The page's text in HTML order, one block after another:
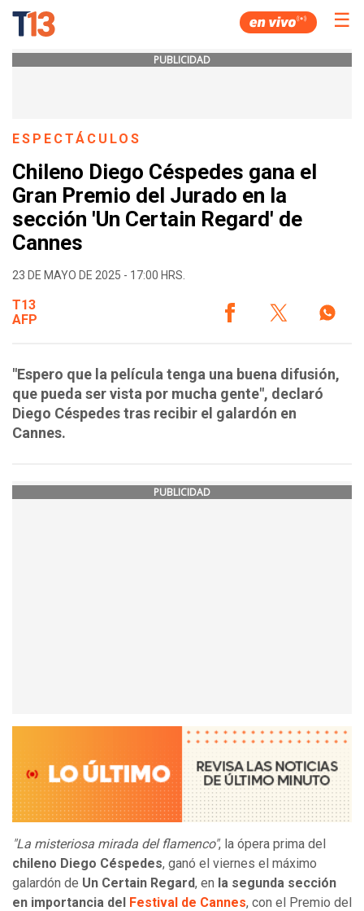
☰
PUBLICIDAD
ESPECTÁCULOS
Chileno Diego Céspedes gana el
Gran Premio del Jurado en la
sección 'Un Certain Regard' de
Cannes
23 DE MAYO DE 2025 - 17:00 HRS.
T13
AFP
"Espero que la película tenga una buena difusión,
que pueda ser vista por mucha gente", declaró
Diego Céspedes tras recibir el galardón en
Cannes.
PUBLICIDAD
"La misteriosa mirada del flamenco", la ópera prima del
chileno Diego Céspedes, ganó el viernes el máximo
galardón de Un Certain Regard, en la segunda sección
en importancia del Festival de Cannes, con el Premio del